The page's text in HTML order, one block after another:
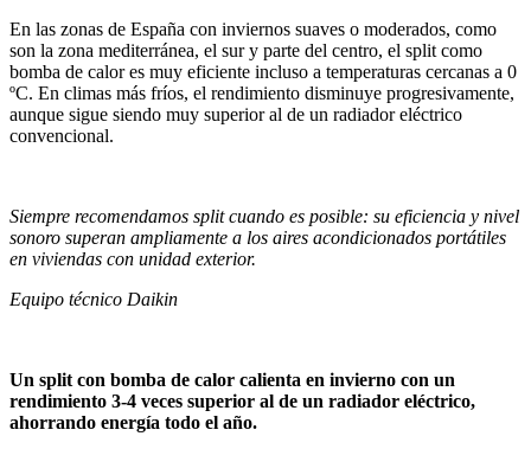
En las zonas de España con inviernos suaves o moderados, como
son la zona mediterránea, el sur y parte del centro, el split como
bomba de calor es muy eficiente incluso a temperaturas cercanas a 0
ºC. En climas más fríos, el rendimiento disminuye progresivamente,
aunque sigue siendo muy superior al de un radiador eléctrico
convencional.
Siempre recomendamos split cuando es posible: su eficiencia y nivel
sonoro superan ampliamente a los aires acondicionados portátiles
en viviendas con unidad exterior.
Equipo técnico Daikin
Un split con bomba de calor calienta en invierno con un
rendimiento 3-4 veces superior al de un radiador eléctrico,
ahorrando energía todo el año.